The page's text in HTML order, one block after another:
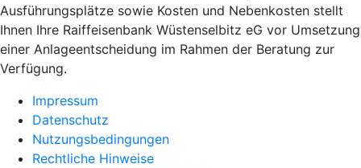
Ausführungsplätze sowie Kosten und Nebenkosten stellt
Ihnen Ihre Raiffeisenbank Wüstenselbitz eG vor Umsetzung
einer Anlageentscheidung im Rahmen der Beratung zur
Verfügung.
Impressum
Datenschutz
Nutzungsbedingungen
Rechtliche Hinweise